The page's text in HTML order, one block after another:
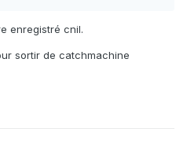
enregistré cnil.
sortir de catchmachine